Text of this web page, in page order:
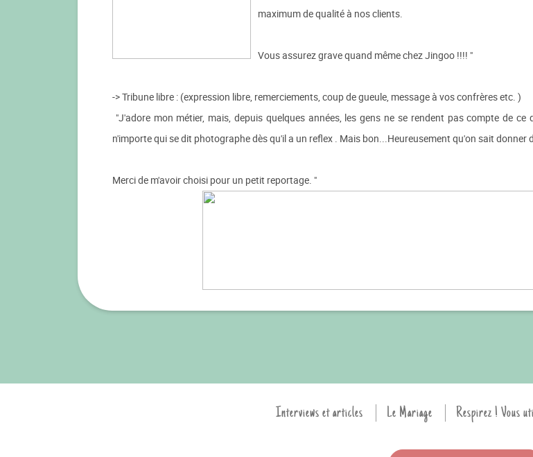
maximum de qualité à nos clients.
Vous assurez grave quand même chez Jingoo !!!! "
-> Tribune libre : (expression libre, remerciements, coup de gueule, message à vos confrères etc. )
"J'adore mon métier, mais, depuis quelques années, les gens ne se rendent pas compte de
n'importe qui se dit photographe dès qu'il a un reflex . Mais bon...Heureusement qu'on sait donner
Merci de m'avoir choisi pour un petit reportage. "
Interviews et articles Le Mariage Respirez ! Vous